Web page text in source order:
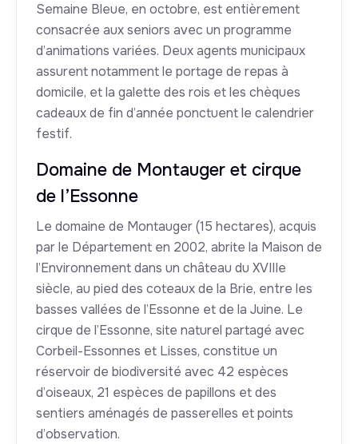
Semaine Bleue, en octobre, est entièrement
consacrée aux seniors avec un programme
d’animations variées. Deux agents municipaux
assurent notamment le portage de repas à
domicile, et la galette des rois et les chèques
cadeaux de fin d’année ponctuent le calendrier
festif.
Domaine de Montauger et cirque
de l’Essonne
Le domaine de Montauger (15 hectares), acquis
par le Département en 2002, abrite la Maison de
l’Environnement dans un château du XVIIIe
siècle, au pied des coteaux de la Brie, entre les
basses vallées de l’Essonne et de la Juine. Le
cirque de l’Essonne, site naturel partagé avec
Corbeil-Essonnes et Lisses, constitue un
réservoir de biodiversité avec 42 espèces
d’oiseaux, 21 espèces de papillons et des
sentiers aménagés de passerelles et points
d’observation.